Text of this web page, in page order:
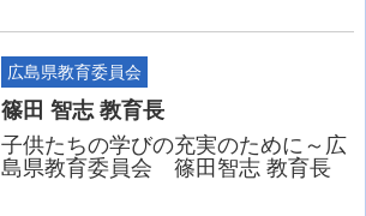
広島県教育委員会
篠田 智志 教育長
子供たちの学びの充実のために～広
島県教育委員会 篠田智志 教育長